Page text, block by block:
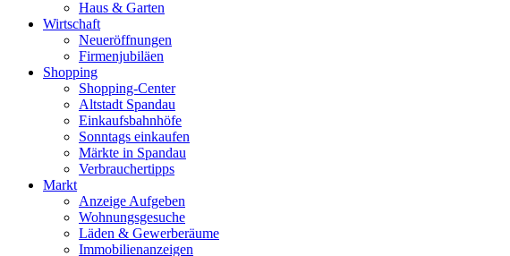
Haus & Garten
Wirtschaft
Neueröffnungen
Firmenjubiläen
Shopping
Shopping-Center
Altstadt Spandau
Einkaufsbahnhöfe
Sonntags einkaufen
Märkte in Spandau
Verbrauchertipps
Markt
Anzeige Aufgeben
Wohnungsgesuche
Läden & Gewerberäume
Immobilienanzeigen